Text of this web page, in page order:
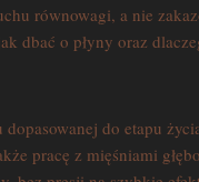
równowagi, a nie
dbać o płyny oraz
do etapu
pracę z mięśniami